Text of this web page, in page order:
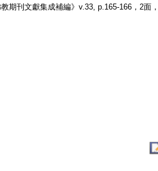
期刊文獻集成補編》v.33, p.165-166，2面